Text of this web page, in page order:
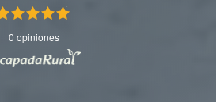
0 opiniones